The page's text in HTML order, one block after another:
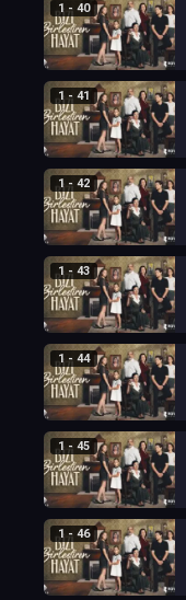
1 - 40
1 - 41
1 - 42
1 - 43
1 - 44
1 - 45
1 - 46